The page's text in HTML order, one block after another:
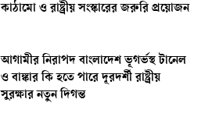
কাঠামো ও রাষ্ট্রীয় সংস্কারের জরুরি প্রয়োজন
আগামীর নিরাপদ বাংলাদেশ ভূগর্ভস্থ টানেল
ও বাঙ্কার কি হতে পারে দূরদর্শী রাষ্ট্রীয়
সুরক্ষার নতুন দিগন্ত